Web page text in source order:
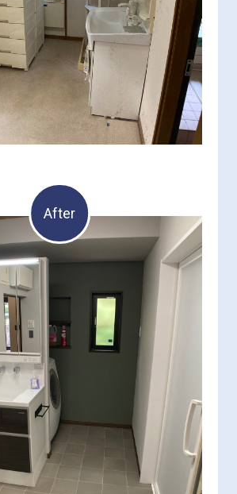
After